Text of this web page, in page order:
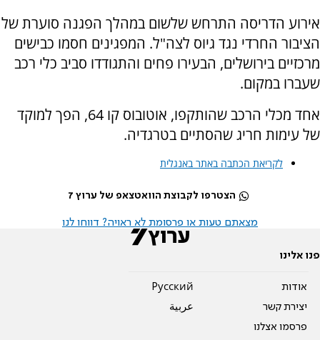
אירוע הדריסה התרחש שלשום במהלך הפגנה סוערת של
הציבור החרדי נגד גיוס לצה"ל. המפגינים חסמו כבישים
מרכזיים בירושלים, הבעירו פחים והתגודדו סביב כלי רכב
שעברו במקום.
אחד מכלי הרכב שהותקפו, אוטובוס קו 64, הפך למוקד
של עימות חריג שהסתיים בטרגדיה.
לקריאת הכתבה באתר באנגלית
הצטרפו לקבוצת הוואטצאפ של ערוץ 7
מצאתם טעות או פרסומת לא ראויה? דווחו לנו
פנו אלינו
אודות
יצירת קשר
פרסמו אצלנו
Pусский
عربية